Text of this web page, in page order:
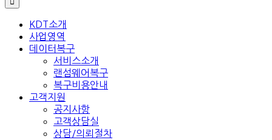
KDT소개
사업영역
데이터복구
서비스소개
랜섬웨어복구
복구비용안내
고객지원
공지사항
고객상담실
상담/의뢰절차